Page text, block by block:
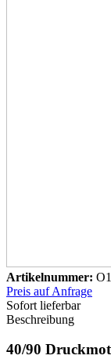
Artikelnummer:
Preis auf Anfrage
Sofort lieferbar
Beschreibung
40/90